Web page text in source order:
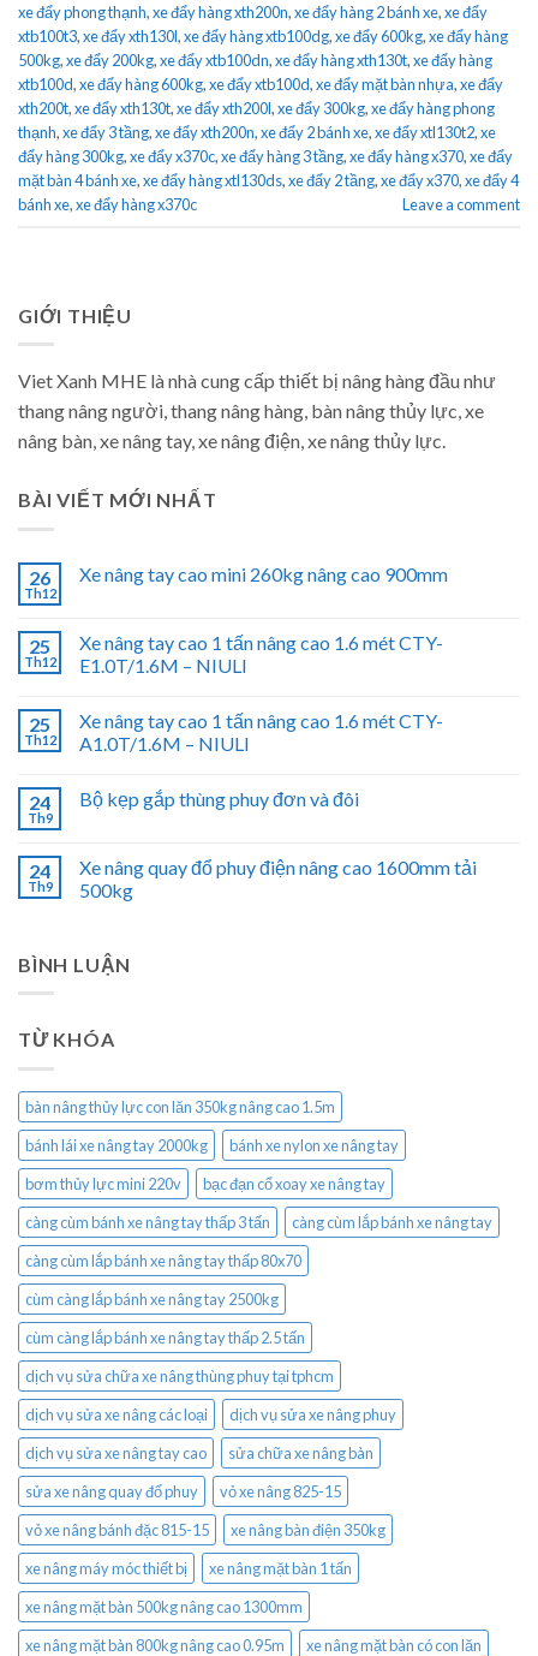
xe đẩy phong thạnh,xe đẩy hàng xth200n,xe đẩy hàng 2 bánh xe,xe đẩy
xtb100t3,xe đẩy xth130l,xe đẩy hàng xtb100dg,xe đẩy 600kg,xe đẩy hàng
500kg,xe đẩy 200kg,xe đẩy xtb100dn,xe đẩy hàng xth130t,xe đẩy hàng
xtb100d,xe đẩy hàng 600kg,xe đẩy xtb100d,xe đẩy mặt bàn nhựa,xe đẩy
xth200t,xe đẩy xth130t,xe đẩy xth200l,xe đẩy 300kg,xe đẩy hàng phong
thạnh,xe đẩy 3 tầng,xe đẩy xth200n,xe đẩy 2 bánh xe,xe đẩy xtl130t2,xe
đẩy hàng 300kg,xe đẩy x370c,xe đẩy hàng 3 tầng,xe đẩy hàng x370,xe đẩy
mặt bàn 4 bánh xe,xe đẩy hàng xtl130ds,xe đẩy 2 tầng,xe đẩy x370,xe đẩy 4
bánh xe,xe đẩy hàng x370c Leave a comment
GIỚI THIỆU
Viet Xanh MHE là nhà cung cấp thiết bị nâng hàng đầu như
thang nâng người, thang nâng hàng, bàn nâng thủy lực, xe
nâng bàn, xe nâng tay, xe nâng điện, xe nâng thủy lực.
BÀI VIẾT MỚI NHẤT
26
Th12
Xe nâng tay cao mini 260kg nâng cao 900mm
25
Th12
Xe nâng tay cao 1 tấn nâng cao 1.6 mét CTY-
E1.0T/1.6M – NIULI
25
Th12
Xe nâng tay cao 1 tấn nâng cao 1.6 mét CTY-
A1.0T/1.6M – NIULI
24
Th9
Bộ kẹp gắp thùng phuy đơn và đôi
24
Th9
Xe nâng quay đổ phuy điện nâng cao 1600mm tải
500kg
BÌNH LUẬN
TỪ KHÓA
bàn nâng thủy lực con lăn 350kg nâng cao 1.5m
bánh lái xe nâng tay 2000kg
bánh xe nylon xe nâng tay
bơm thủy lực mini 220v
bạc đạn cổ xoay xe nâng tay
càng cùm bánh xe nâng tay thấp 3 tấn
càng cùm lắp bánh xe nâng tay
càng cùm lắp bánh xe nâng tay thấp 80x70
cùm càng lắp bánh xe nâng tay 2500kg
cùm càng lắp bánh xe nâng tay thấp 2.5 tấn
dịch vụ sửa chữa xe nâng thùng phuy tại tphcm
dịch vụ sửa xe nâng các loại
dịch vụ sửa xe nâng phuy
dịch vụ sửa xe nâng tay cao
sửa chữa xe nâng bàn
sửa xe nâng quay đổ phuy
vỏ xe nâng 825-15
vỏ xe nâng bánh đặc 815-15
xe nâng bàn điện 350kg
xe nâng máy móc thiết bị
xe nâng mặt bàn 1 tấn
xe nâng mặt bàn 500kg nâng cao 1300mm
xe nâng mặt bàn 800kg nâng cao 0.95m
xe nâng mặt bàn có con lăn